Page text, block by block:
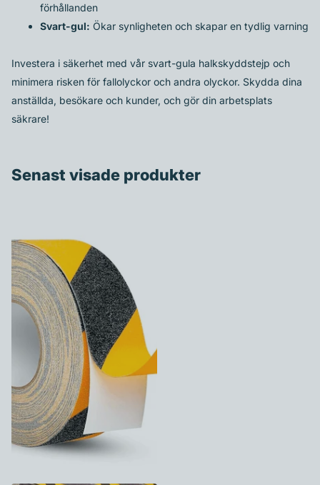
förhållanden
Svart-gul: Ökar synligheten och skapar en tydlig varning
Investera i säkerhet med vår svart-gula halkskyddstejp och
minimera risken för fallolyckor och andra olyckor. Skydda dina
anställda, besökare och kunder, och gör din arbetsplats
säkrare!
Senast visade produkter